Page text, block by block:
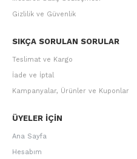
Gizlilik ve Güvenlik
SIKÇA SORULAN SORULAR
Teslimat ve Kargo
İade ve İptal
Kampanyalar, Ürünler ve Kuponlar
ÜYELER IÇIN
Ana Sayfa
Hesabım